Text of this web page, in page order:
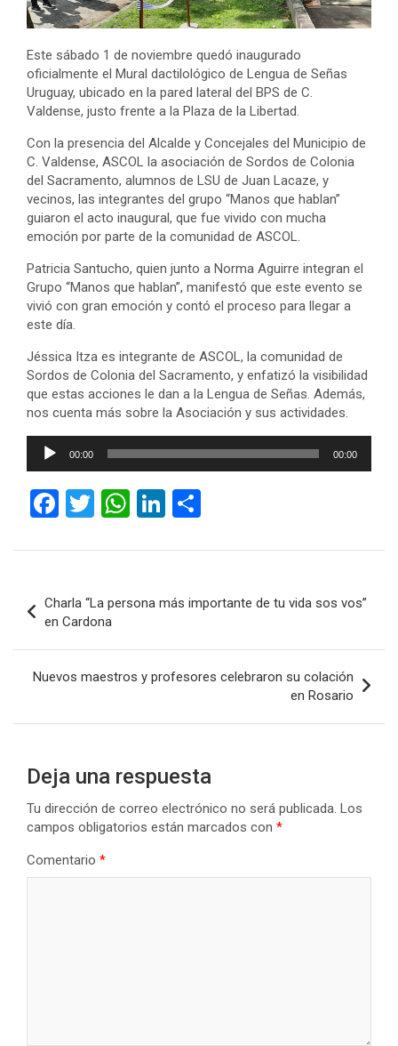
Este sábado 1 de noviembre quedó inaugurado
oficialmente el Mural dactilológico de Lengua de Señas
Uruguay, ubicado en la pared lateral del BPS de C.
Valdense, justo frente a la Plaza de la Libertad.
Con la presencia del Alcalde y Concejales del Municipio de
C. Valdense, ASCOL la asociación de Sordos de Colonia
del Sacramento, alumnos de LSU de Juan Lacaze, y
vecinos, las integrantes del grupo “Manos que hablan”
guiaron el acto inaugural, que fue vivido con mucha
emoción por parte de la comunidad de ASCOL.
Patricia Santucho, quien junto a Norma Aguirre integran el
Grupo “Manos que hablan”, manifestó que este evento se
vivió con gran emoción y contó el proceso para llegar a
este día.
Jéssica Itza es integrante de ASCOL, la comunidad de
Sordos de Colonia del Sacramento, y enfatizó la visibilidad
que estas acciones le dan a la Lengua de Señas. Además,
nos cuenta más sobre la Asociación y sus actividades.
Reproductor
00:00 00:00
F
ce
b
o
o
k
T
tt
W
at
A
p
p
Li
ke
dI
n
m
ar
tir
de
entradas
Charla “La persona más importante de tu vida sos vos”
en Cardona
Nuevos maestros y profesores celebraron su colación
en Rosario
Deja una respuesta
Tu dirección de correo electrónico no será publicada. Los
campos obligatorios están marcados con *
Comentario *